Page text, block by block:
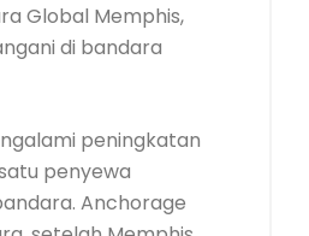
Global Memphis,
di bandara
peningkatan
penyewa
Anchorage